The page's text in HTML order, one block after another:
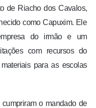
de Riacho dos Cavalos,
como Capuxim. Ele
do irmão e um
com recursos do
para as escolas
o mandado de